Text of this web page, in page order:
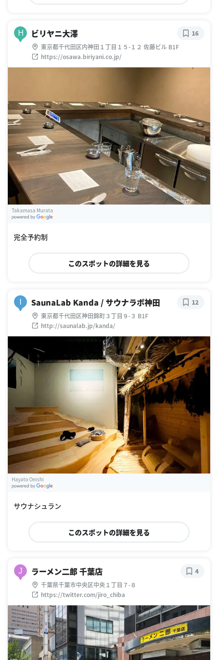
H ビリヤニ大澤
東京都千代田区内神田１丁目１５-１２ 佐藤ビル B1F
https://osawa.biriyani.co.jp/
16
Takamasa Murata
完全予約制
このスポットの詳細を見る
I SaunaLab Kanda / サウナラボ神田
東京都千代田区神田錦町３丁目９-３ B1F
http://saunalab.jp/kanda/
12
Hayato Onishi
サウナシュラン
このスポットの詳細を見る
J ラーメン二郎 千葉店
千葉県千葉市中央区中央１丁目７-８
https://twitter.com/jiro_chiba
4